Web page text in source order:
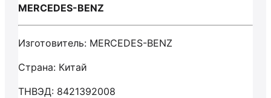
MERCEDES-BENZ
Изготовитель: MERCEDES-BENZ
Страна: Китай
ТНВЭД: 8421392008